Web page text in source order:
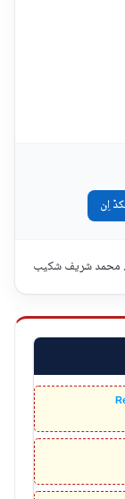
اِن
محمد شریف شکیب